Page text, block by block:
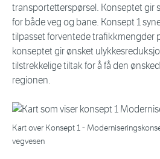
transportetterspørsel. Konseptet gir
for både veg og bane. Konsept 1
tilpasset forventede trafikkmengder
konseptet gir ønsket
tilstrekkelige tiltak for å få den
regionen.
Kart over Konsept 1 -
vegvesen